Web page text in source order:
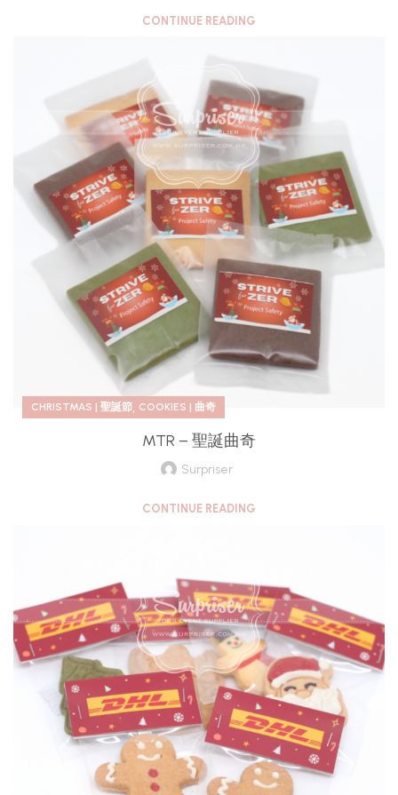
CONTINUE READING
CHRISTMAS | 聖誕節, COOKIES | 曲奇
MTR – 聖誕曲奇
Surpriser
CONTINUE READING